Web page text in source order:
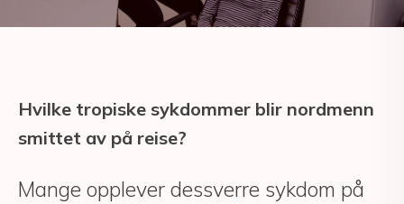
Hvilke tropiske sykdommer blir nordmenn
smittet av på reise?
Mange opplever dessverre sykdom på